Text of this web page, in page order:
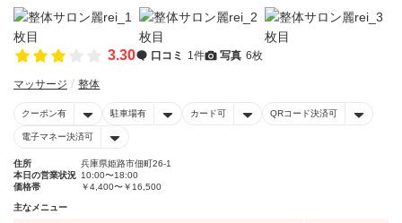
3.30 口コミ 1件 写真 6枚
マッサージ 整体
クーポン有 駐車場有 カード可 QRコード決済可
電子マネー決済可
住所
兵庫県姫路市佃町26-1
本日の営業状況 10:00〜18:00
価格帯
￥4,400〜￥16,500
主なメニュー